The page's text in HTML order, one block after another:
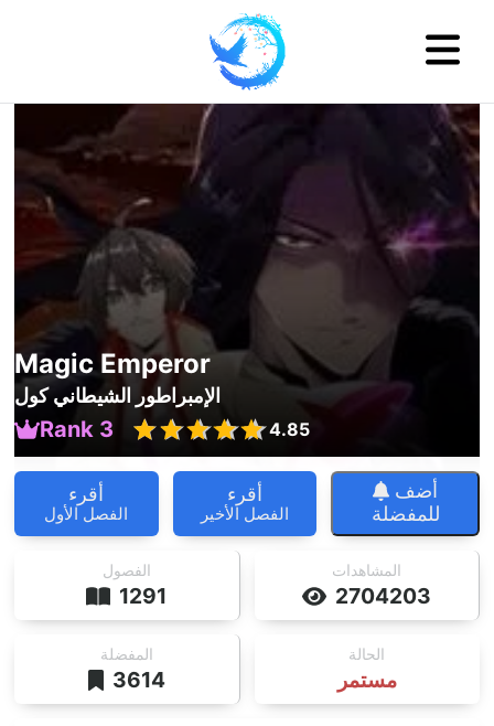
Magic Emperor
الإمبراطور الشيطاني كول
Rank 3 4.85
أقرء
الفصل الأول
أقرء
الفصل الأخير
أضف
للمفضلة
1291
الفصول
2704203
المشاهدات
3614
المفضلة
مستمر
الحالة